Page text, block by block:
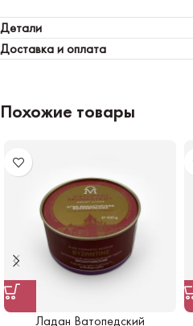
Детали
Доставка и оплата
Похожие товары
Ладан Ватопедский